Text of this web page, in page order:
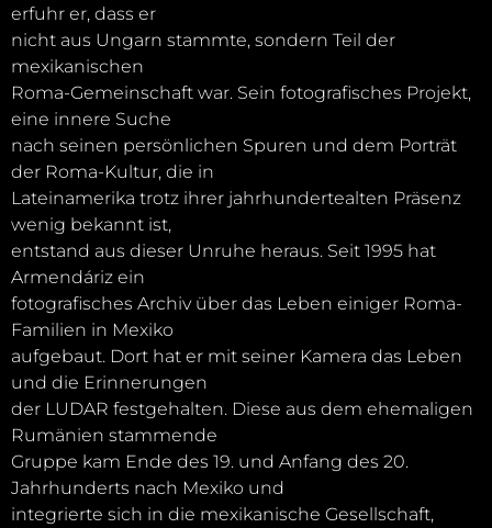
erfuhr er, dass er
nicht aus Ungarn stammte, sondern Teil der
mexikanischen
Roma-Gemeinschaft war. Sein fotografisches Projekt,
eine innere Suche
nach seinen persönlichen Spuren und dem Porträt
der Roma-Kultur, die in
Lateinamerika trotz ihrer jahrhundertealten Präsenz
wenig bekannt ist,
entstand aus dieser Unruhe heraus. Seit 1995 hat
Armendáriz ein
fotografisches Archiv über das Leben einiger Roma-
Familien in Mexiko
aufgebaut. Dort hat er mit seiner Kamera das Leben
und die Erinnerungen
der LUDAR festgehalten. Diese aus dem ehemaligen
Rumänien stammende
Gruppe kam Ende des 19. und Anfang des 20.
Jahrhunderts nach Mexiko und
integrierte sich in die mexikanische Gesellschaft,